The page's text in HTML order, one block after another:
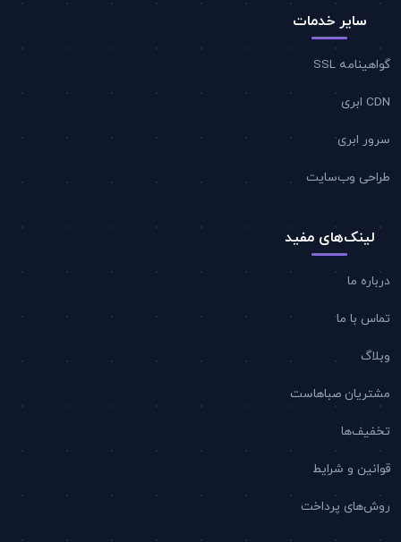
سایر خدمات
گواهینامه SSL
CDN ابری
سرور ابری
طراحی وب‌سایت
لینک‌های مفید
درباره ما
تماس با ما
وبلاگ
مشتریان صباهاست
تخفیف‌ها
قوانین و شرایط
روش‌های پرداخت